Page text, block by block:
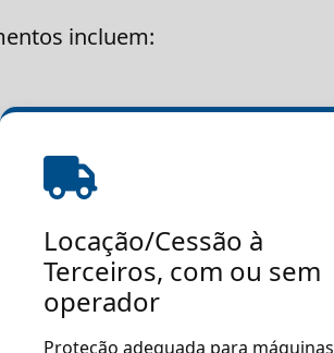
incluem:
Locação/Cessão à
Terceiros, com ou sem
operador
Proteção adequada para máquinas